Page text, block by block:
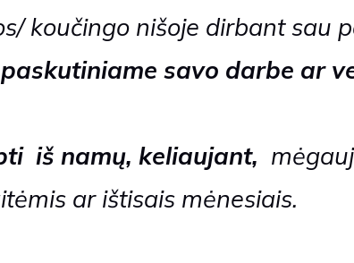
koučingo nišoje dirbant sau
savo darbe ar
iš namų, keliaujant,
ar ištisais mėnesiais.